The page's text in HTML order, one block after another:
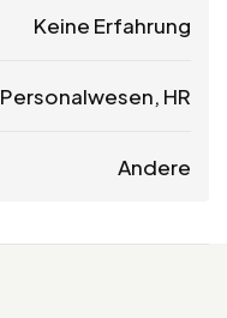
Keine Erfahrung
Personalwesen, HR
Andere